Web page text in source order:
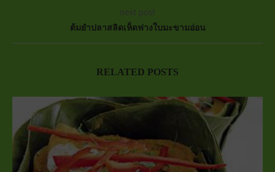
next post
ต้มยำปลาสลิดเห็ดฟางใบมะขามอ่อน
RELATED POSTS